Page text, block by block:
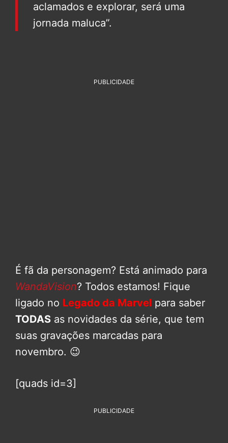
aclamados e explorar, será uma
jornada maluca”.
PUBLICIDADE
É fã da personagem? Está animado para
WandaVision? Todos estamos! Fique
ligado no Legado da Marvel para saber
TODAS as novidades da série, que tem
suas gravações marcadas para
novembro. 😉
[quads id=3]
PUBLICIDADE